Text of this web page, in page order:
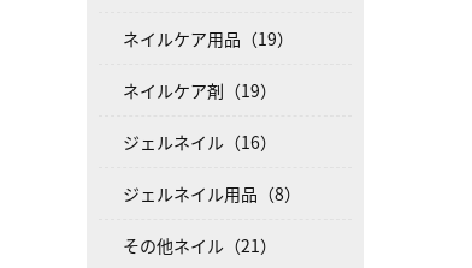
ネイルケア用品（19）
ネイルケア剤（19）
ジェルネイル（16）
ジェルネイル用品（8）
その他ネイル（21）